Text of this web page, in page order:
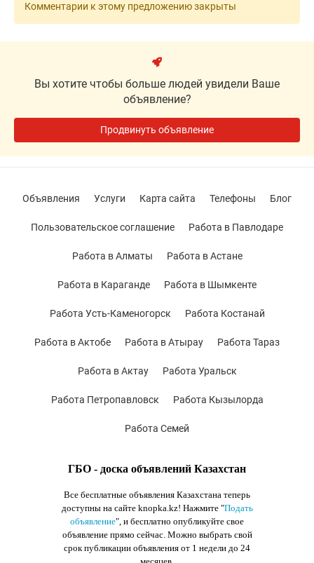
Комментарии к этому предложению закрыты
Вы хотите чтобы больше людей увидели Ваше
объявление?
Продвинуть объявление
ГБО - доска объявлений Казахстан
Все бесплатные объявления Казахстана теперь
доступны на сайте knopka.kz! Нажмите "Подать
объявление", и бесплатно опубликуйте свое
объявление прямо сейчас. Можно выбрать свой
срок публикации объявления от 1 недели до 24
Объявления Услуги Карта сайта Телефоны Блог
Пользовательское соглашение Работа в Павлодаре
Работа в Алматы Работа в Астане
Работа в Караганде Работа в Шымкенте
Работа Усть-Каменогорск Работа Костанай
Работа в Актобе Работа в Атырау Работа Тараз
Работа в Актау Работа Уральск
Работа Петропавловск Работа Кызылорда
Работа Семей